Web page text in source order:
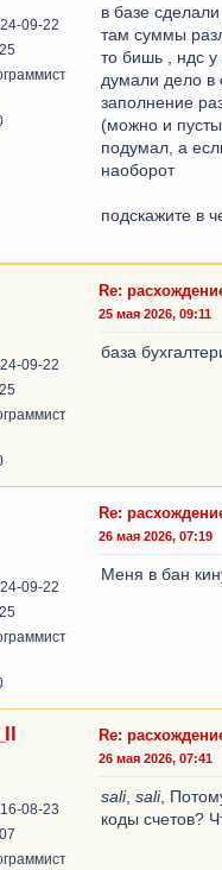
09-22
в базе
там суммы
то бишь , ндс
думали дело в
заполнение
(можно и
подумал, а
наоборот
подскажите в
09-22
Re:
25 мая 2026, 09:11
база
09-22
Re:
26 мая 2026, 07:19
Меня в бан
08-23
Re:
26 мая 2026, 07:41
sali, sali,
коды счетов?